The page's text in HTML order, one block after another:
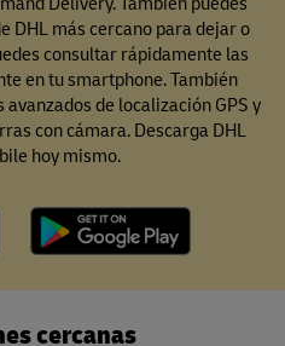
DHL más cercano para dejar o
consultar rápidamente las
en tu smartphone. También
de localización GPS y
con cámara. Descarga DHL
hoy mismo.
cercanas